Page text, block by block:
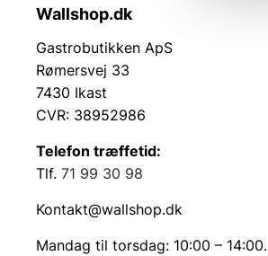
Wallshop.dk
Gastrobutikken ApS
Rømersvej 33
7430 Ikast
CVR: 38952986
Telefon træffetid:
Tlf. 71 99 30 98
Kontakt@wallshop.dk
Mandag til torsdag: 10:00 – 14:00.